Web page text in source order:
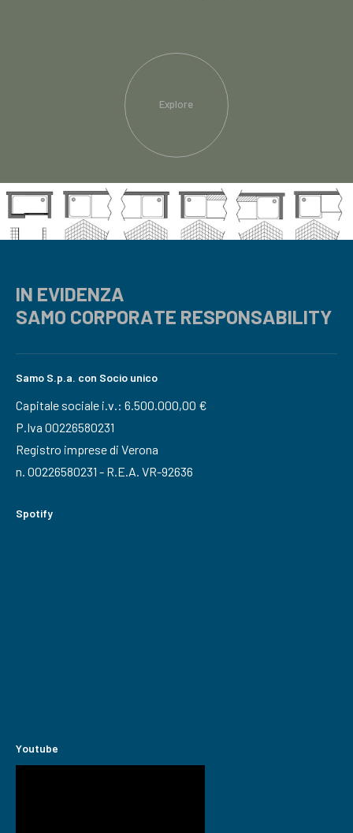
Explore
IN EVIDENZA
SAMO CORPORATE RESPONSABILITY
Samo S.p.a. con Socio unico
Capitale sociale i.v.: 6.500.000,00 €
P.Iva 00226580231
Registro imprese di Verona
n. 00226580231 - R.E.A. VR-92636
Spotify
Youtube